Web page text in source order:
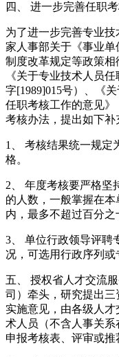
四、 进一步完善任职
为了进一步完善专业
家人事部关于《事业
制度改革规定等政策
《关于专业技术人员
字[1989]015号）、《
任职考核工作的意见》
考核办法，提出如下补
1、 考核结果统一规定
格。
2、 年度考核要严格坚
的人数，一般掌握在
内，最多不超过百分之
3、 单位行政领导评聘
况，可选用行政序列或
五、 授权省人才交流
司）牵头，研究提出
实施意见，由各级人
术人员（不含人事关
申报考核表、评审或推